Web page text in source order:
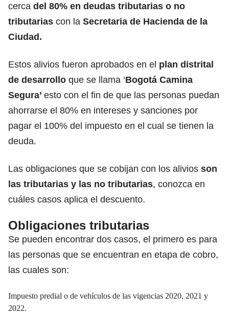
cerca del 80% en deudas tributarias o no
tributarias con la Secretaria de Hacienda de la
Ciudad.
Estos alivios fueron aprobados en el plan distrital
de desarrollo que se llama ‘Bogotá Camina
Segura’ esto con el fin de que las personas puedan
ahorrarse el 80% en intereses y sanciones por
pagar el 100% del impuesto en el cual se tienen la
deuda.
Las obligaciones que se cobijan con los alivios son
las tributarias y las no tributarias, conozca en
cuáles casos aplica el descuento.
Obligaciones tributarias
Se pueden encontrar dos casos, el primero es para
las personas que se encuentran en etapa de cobro,
las cuales son:
Impuesto predial o de vehículos de las vigencias 2020, 2021 y
2022.